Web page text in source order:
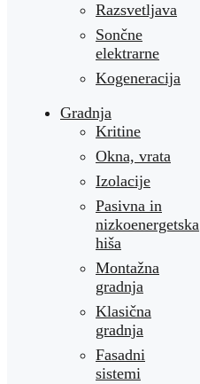
Razsvetljava
Sončne
elektrarne
Kogeneracija
Gradnja
Kritine
Okna, vrata
Izolacije
Pasivna in
nizkoenergetska
hiša
Montažna
gradnja
Klasična
gradnja
Fasadni
sistemi